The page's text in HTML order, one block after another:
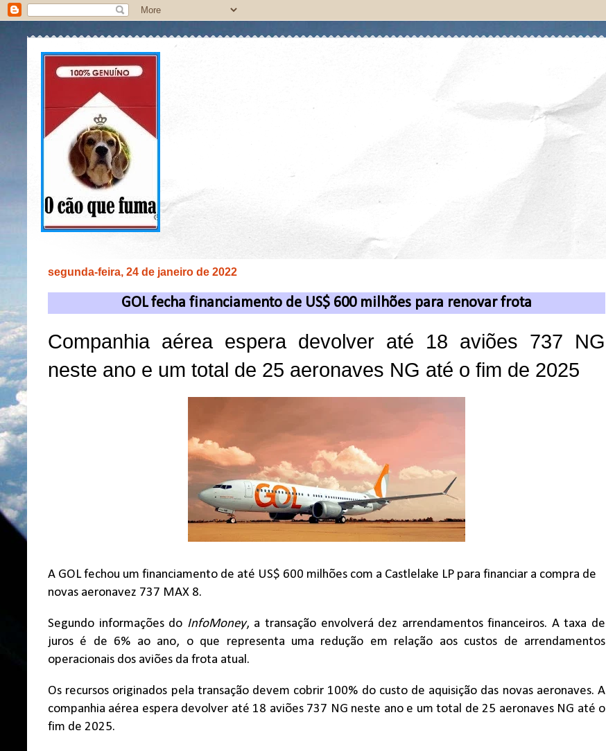
segunda-feira, 24 de janeiro de 2022
GOL fecha financiamento de US$ 600 milhões para renovar frota
Companhia aérea espera devolver até 18 aviões 737 NG
neste ano e um total de 25 aeronaves NG até o fim de 2025
A GOL fechou um financiamento de até US$ 600 milhões com a Castlelake LP para financiar a compra de
novas aeronavez 737 MAX 8.
Segundo informações do InfoMoney, a transação envolverá dez arrendamentos financeiros. A taxa de
juros é de 6% ao ano, o que representa uma redução em relação aos custos de arrendamentos
operacionais dos aviões da frota atual.
Os recursos originados pela transação devem cobrir 100% do custo de aquisição das novas aeronaves. A
companhia aérea espera devolver até 18 aviões 737 NG neste ano e um total de 25 aeronaves NG até o
fim de 2025.